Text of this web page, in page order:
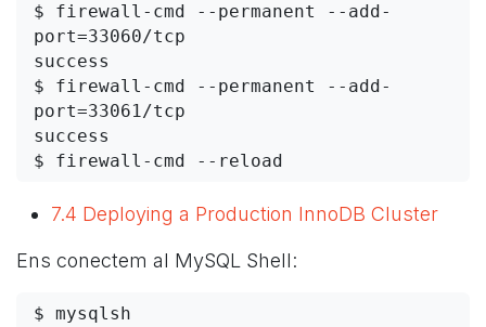
$ firewall-cmd --permanent --add-
port=33060/tcp
success
$ firewall-cmd --permanent --add-
port=33061/tcp
success
7.4 Deploying a Production InnoDB Cluster
Ens conectem al MySQL Shell: